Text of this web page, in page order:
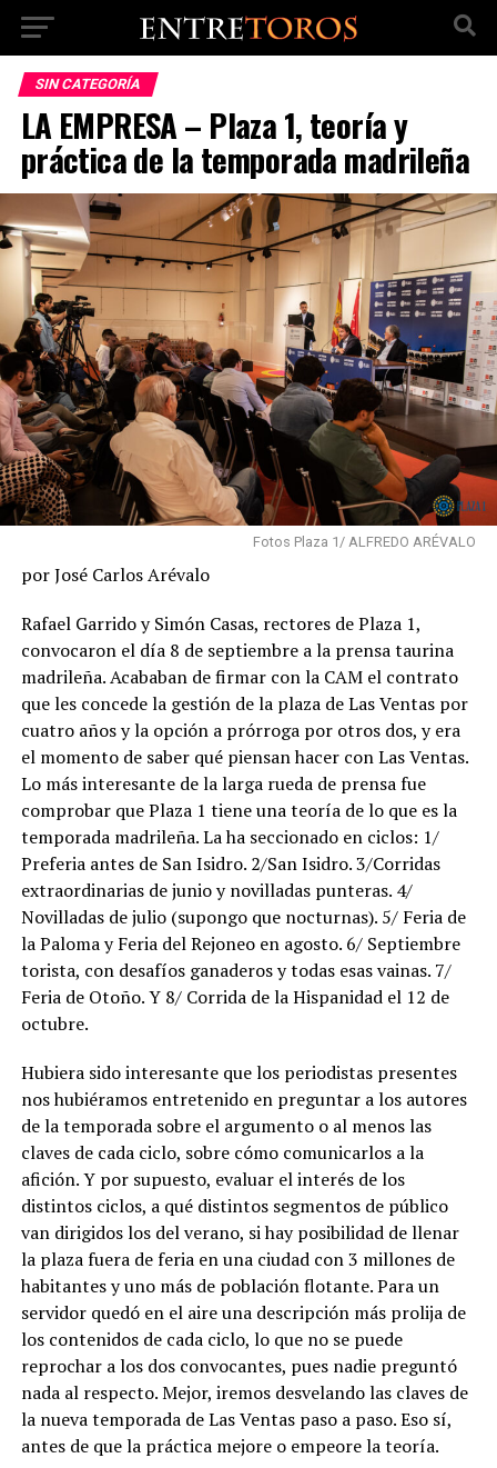
SIN CATEGORÍA
LA EMPRESA – Plaza 1, teoría y
práctica de la temporada madrileña
Fotos Plaza 1/ ALFREDO ARÉVALO
por José Carlos Arévalo
Rafael Garrido y Simón Casas, rectores de Plaza 1,
convocaron el día 8 de septiembre a la prensa taurina
madrileña. Acababan de firmar con la CAM el contrato
que les concede la gestión de la plaza de Las Ventas por
cuatro años y la opción a prórroga por otros dos, y era
el momento de saber qué piensan hacer con Las Ventas.
Lo más interesante de la larga rueda de prensa fue
comprobar que Plaza 1 tiene una teoría de lo que es la
temporada madrileña. La ha seccionado en ciclos: 1/
Preferia antes de San Isidro. 2/San Isidro. 3/Corridas
extraordinarias de junio y novilladas punteras. 4/
Novilladas de julio (supongo que nocturnas). 5/ Feria de
la Paloma y Feria del Rejoneo en agosto. 6/ Septiembre
torista, con desafíos ganaderos y todas esas vainas. 7/
Feria de Otoño. Y 8/ Corrida de la Hispanidad el 12 de
octubre.
Hubiera sido interesante que los periodistas presentes
nos hubiéramos entretenido en preguntar a los autores
de la temporada sobre el argumento o al menos las
claves de cada ciclo, sobre cómo comunicarlos a la
afición. Y por supuesto, evaluar el interés de los
distintos ciclos, a qué distintos segmentos de público
van dirigidos los del verano, si hay posibilidad de llenar
la plaza fuera de feria en una ciudad con 3 millones de
habitantes y uno más de población flotante. Para un
servidor quedó en el aire una descripción más prolija de
los contenidos de cada ciclo, lo que no se puede
reprochar a los dos convocantes, pues nadie preguntó
nada al respecto. Mejor, iremos desvelando las claves de
la nueva temporada de Las Ventas paso a paso. Eso sí,
antes de que la práctica mejore o empeore la teoría.